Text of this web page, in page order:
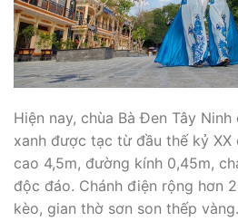
Hiện nay, chùa Bà Đen Tây
xanh được tạc từ đầu thế kỷ
cao 4,5m, đường kính 0,45m,
độc đáo. Chánh điện rộng hơn
kèo, gian thờ sơn son thếp vàng.